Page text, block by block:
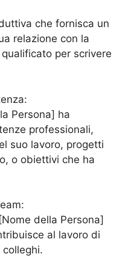
che fornisca un
relazione con la
per scrivere
Persona] ha
professionali,
suo lavoro, progetti
o obiettivi che ha
della Persona]
al lavoro di